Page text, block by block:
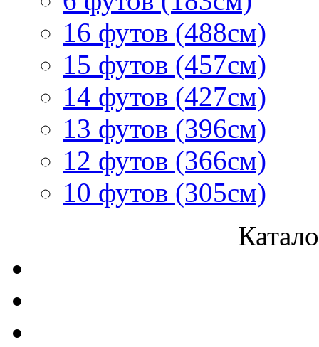
16 футов (488см)
15 футов (457см)
14 футов (427см)
13 футов (396см)
12 футов (366см)
10 футов (305см)